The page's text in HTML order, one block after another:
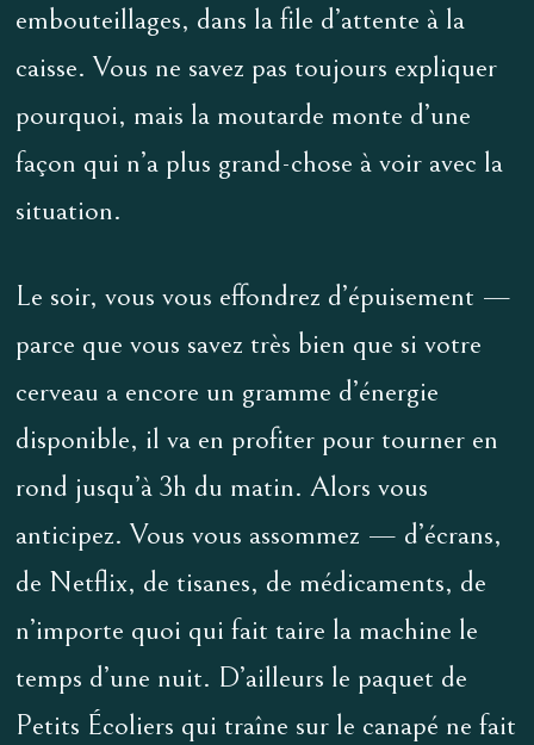
embouteillages, dans la file d’attente à la
caisse. Vous ne savez pas toujours expliquer
pourquoi, mais la moutarde monte d’une
façon qui n’a plus grand-chose à voir avec la
situation.
Le soir, vous vous effondrez d’épuisement —
parce que vous savez très bien que si votre
cerveau a encore un gramme d’énergie
disponible, il va en profiter pour tourner en
rond jusqu’à 3h du matin. Alors vous
anticipez. Vous vous assommez — d’écrans,
de Netflix, de tisanes, de médicaments, de
n’importe quoi qui fait taire la machine le
temps d’une nuit. D’ailleurs le paquet de
Petits Écoliers qui traîne sur le canapé ne fait